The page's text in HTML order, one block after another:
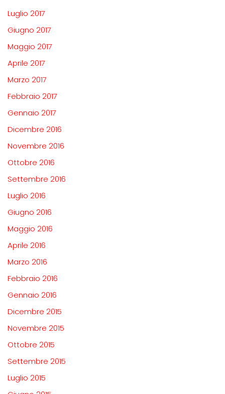
Luglio 2017
Giugno 2017
Maggio 2017
Aprile 2017
Marzo 2017
Febbraio 2017
Gennaio 2017
Dicembre 2016
Novembre 2016
Ottobre 2016
Settembre 2016
Luglio 2016
Giugno 2016
Maggio 2016
Aprile 2016
Marzo 2016
Febbraio 2016
Gennaio 2016
Dicembre 2015
Novembre 2015
Ottobre 2015
Settembre 2015
Luglio 2015